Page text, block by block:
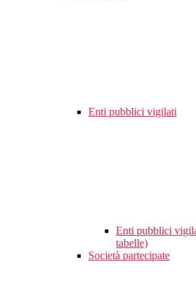
Enti pubblici vigilati
Enti pubblici
tabelle)
Società partecipate